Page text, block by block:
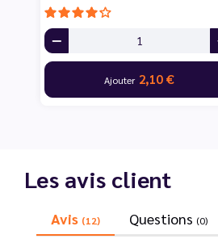
Ajouter 2,10 €
Les avis client
Avis (12) Questions (0)